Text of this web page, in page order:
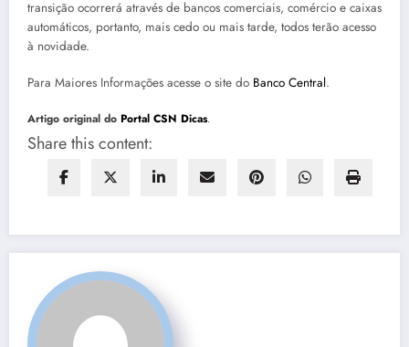
transição ocorrerá através de bancos comerciais, comércio e caixas
automáticos, portanto, mais cedo ou mais tarde, todos terão acesso
à novidade.
Para Maiores Informações acesse o site do Banco Central.
Artigo original do Portal CSN Dicas.
Share this content: